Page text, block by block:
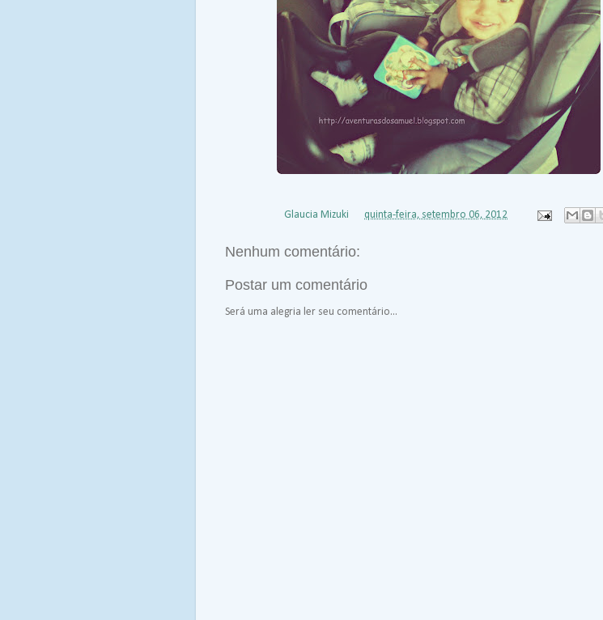
Glaucia Mizuki quinta-feira, setembro 06, 2012
Nenhum comentário:
Postar um comentário
Será uma alegria ler seu comentário...